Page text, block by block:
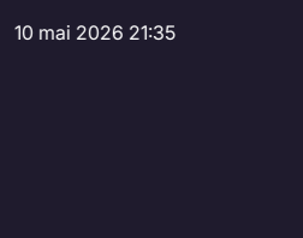
10 mai 2026 21:35